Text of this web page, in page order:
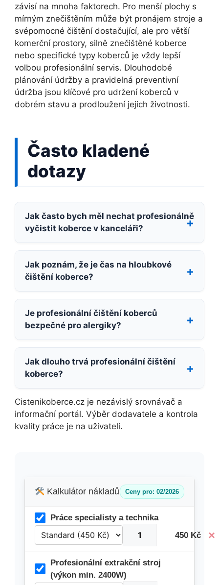
závisí na mnoha faktorech. Pro menší plochy s
mírným znečištěním může být pronájem stroje a
svépomocné čištění dostačující, ale pro větší
komerční prostory, silně znečištěné koberce
nebo specifické typy koberců je vždy lepší
volbou profesionální servis. Dlouhodobé
plánování údržby a pravidelná preventivní
údržba jsou klíčové pro udržení koberců v
dobrém stavu a prodloužení jejich životnosti.
Často kladené
dotazy
Jak často bych měl nechat profesionálně
vyčistit koberce v kanceláři?
Jak poznám, že je čas na hloubkové
čištění koberce?
Je profesionální čištění koberců
bezpečné pro alergiky?
Jak dlouho trvá profesionální čištění
koberce?
Cistenikoberce.cz je nezávislý srovnávač a
informační portál. Výběr dodavatele a kontrola
kvality práce je na uživateli.
Kalkulátor nákladů Ceny pro: 02/2026
Práce specialisty a technika
450 Kč
×
Profesionální extrakční stroj
(výkon min. 2400W)